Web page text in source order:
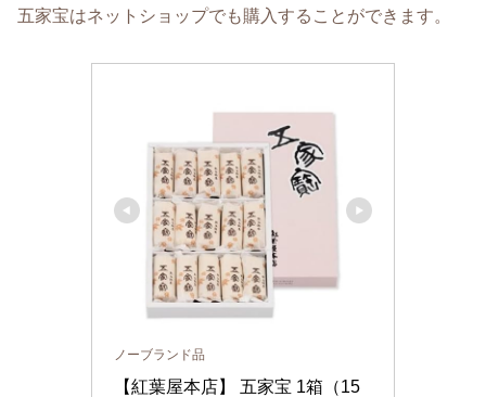
五家宝はネットショップでも購入することができます。
ノーブランド品
【紅葉屋本店】 五家宝 1箱（15